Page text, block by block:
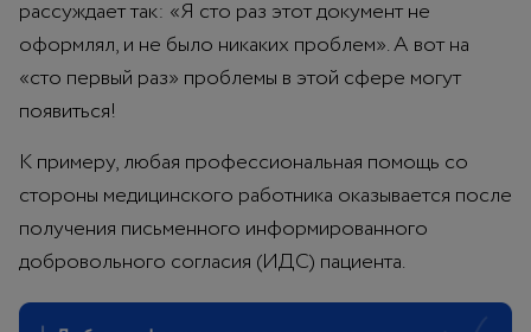
рассуждает так: «Я сто раз этот документ не
оформлял, и не было никаких проблем». А вот на
«сто первый раз» проблемы в этой сфере могут
появиться!
К примеру, любая профессиональная помощь со
стороны медицинского работника оказывается после
получения письменного информированного
добровольного согласия (ИДС) пациента.